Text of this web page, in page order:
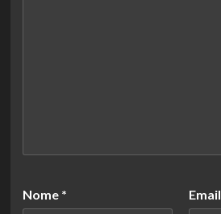
Nome * Email